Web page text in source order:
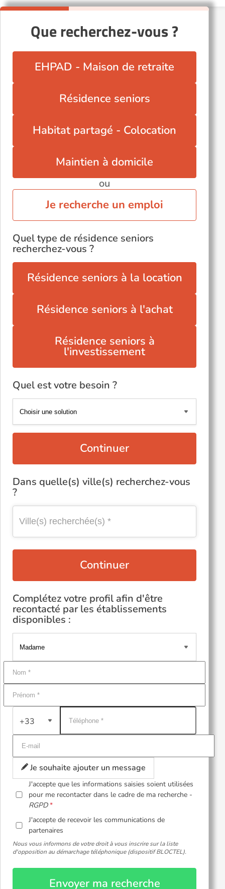
Que recherchez-vous ?
EHPAD - Maison de retraite
Résidence seniors
Habitat partagé - Colocation
Maintien à domicile
ou
Je recherche un emploi
Quel type de résidence seniors
recherchez-vous ?
Résidence seniors à la location
Résidence seniors à l'achat
Résidence seniors à
l'investissement
Quel est votre besoin ?
Continuer
Dans quelle(s) ville(s) recherchez-vous
?
Continuer
Complétez votre profil afin d'être
recontacté par les établissements
disponibles :
+33
Je souhaite ajouter un message
J'accepte que les informations saisies soient utilisées
pour me recontacter dans le cadre de ma recherche -
RGPD
J'accepte de recevoir les communications de
partenaires
Nous vous informons de votre droit à vous inscrire sur la liste
d'opposition au démarchage téléphonique (dispositif BLOCTEL).
Envoyer ma recherche